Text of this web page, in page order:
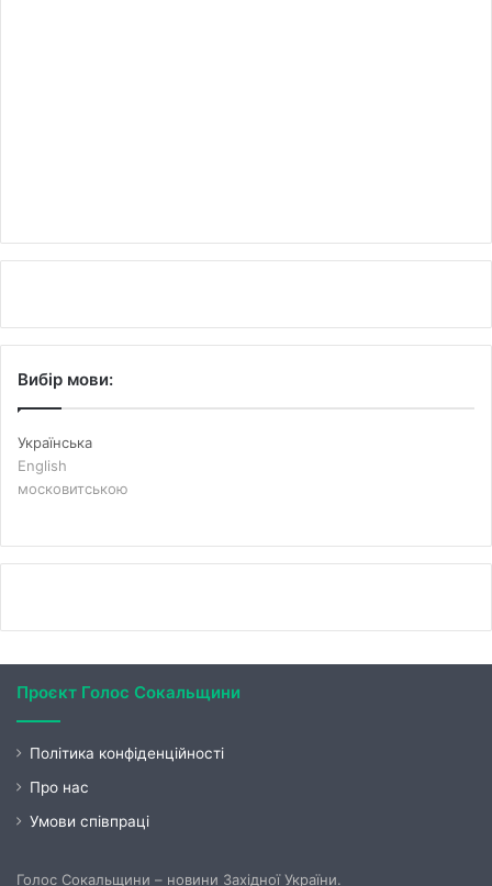
Вибір мови:
Українська
English
московитською
Проєкт Голос Сокальщини
Політика конфіденційності
Про нас
Умови співпраці
Голос Сокальщини – новини Західної України.